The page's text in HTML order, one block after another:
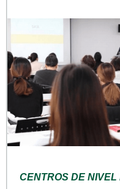
CENTROS DE